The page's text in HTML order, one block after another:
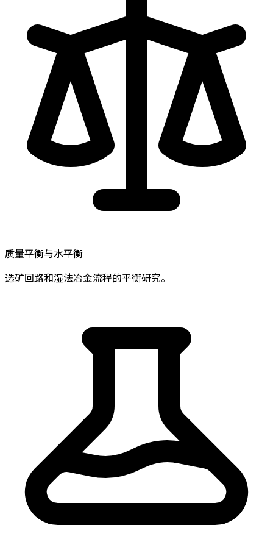
质量平衡与水平衡
选矿回路和湿法冶金流程的平衡研究。